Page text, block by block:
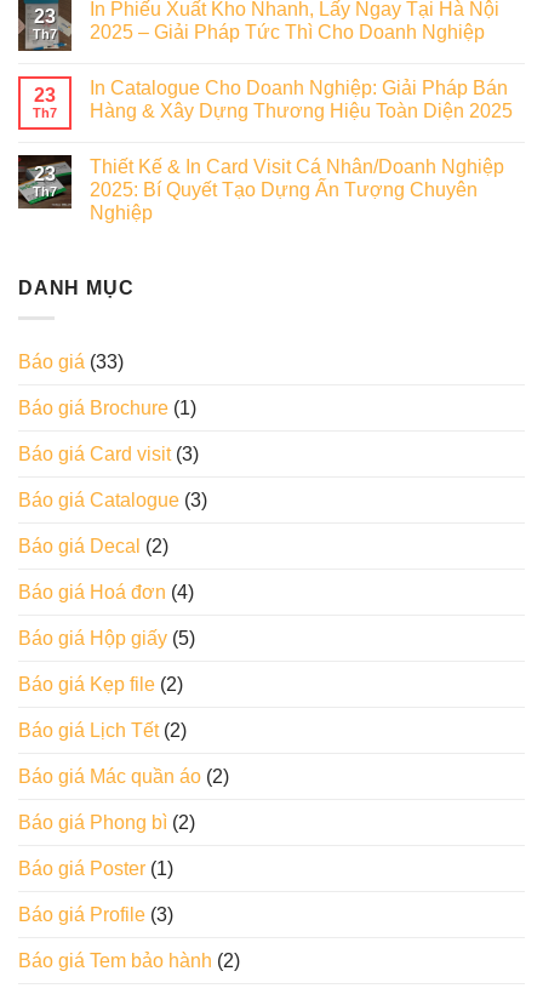
23
Th7
In Phiếu Xuất Kho Nhanh, Lấy Ngay Tại Hà Nội
2025 – Giải Pháp Tức Thì Cho Doanh Nghiệp
23
Th7
In Catalogue Cho Doanh Nghiệp: Giải Pháp Bán
Hàng & Xây Dựng Thương Hiệu Toàn Diện 2025
23
Th7
Thiết Kế & In Card Visit Cá Nhân/Doanh Nghiệp
2025: Bí Quyết Tạo Dựng Ấn Tượng Chuyên
Nghiệp
DANH MỤC
Báo giá (33)
Báo giá Brochure (1)
Báo giá Card visit(3)
Báo giá Catalogue (3)
Báo giá Decal (2)
Báo giá Hoá đơn (4)
Báo giá Hộp giấy (5)
Báo giá Kẹp file (2)
Báo giá Lịch Tết(2)
Báo giá Mác quần áo (2)
Báo giá Phong bì (2)
Báo giá Poster (1)
Báo giá Profile (3)
Báo giá Tem bảo hành (2)